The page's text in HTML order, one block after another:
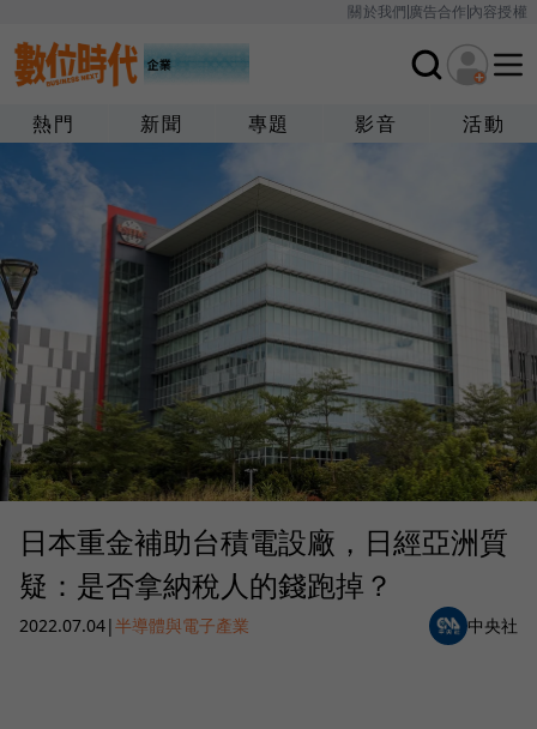
關於我們廣告合作內容授權
熱門 新聞 專題 影音 活動
日本重金補助台積電設廠，日經亞洲質
疑：是否拿納稅人的錢跑掉？
2022.07.04|半導體與電子產業 中央社